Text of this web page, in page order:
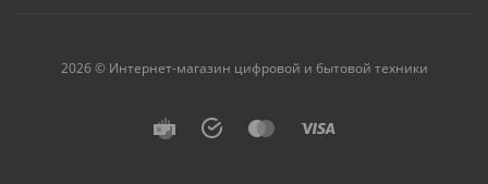
2026 © Интернет-магазин цифровой и бытовой техники